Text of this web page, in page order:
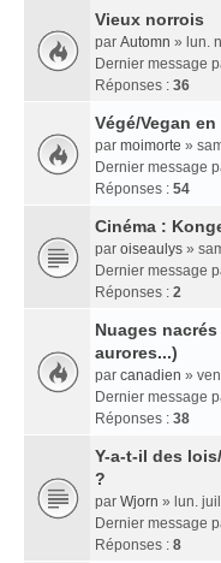
Vieux norrois
par Automn » lun.
Dernier message
Réponses : 36
Végé/Vegan
par moimorte »
Dernier message
Réponses : 54
Cinéma :
par oiseaulys »
Dernier message
Réponses : 2
Nuages
aurores...)
par canadien »
Dernier message
Réponses : 38
Y-a-t-il des
?
par Wjorn » lun.
Dernier message
Réponses : 8